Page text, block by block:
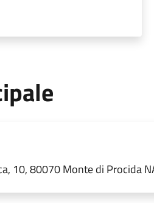
10, 80070 Monte di Procida